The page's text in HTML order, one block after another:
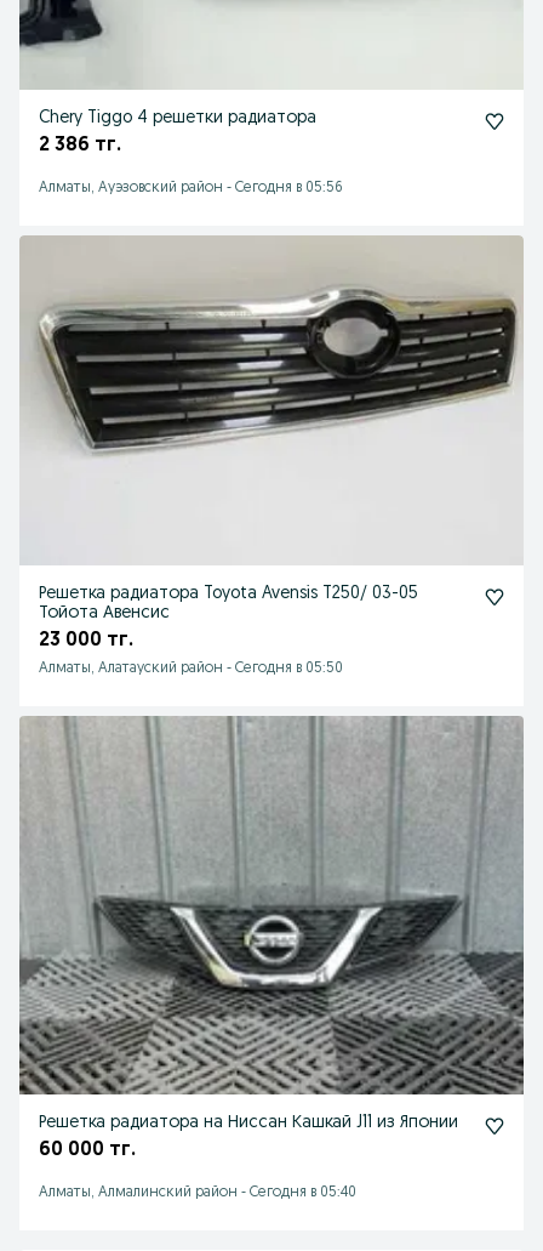
Chery Tiggo 4 решетки радиатора
2 386 тг.
Алматы, Ауэзовский район - Сегодня в 05:56
Решетка радиатора Toyota Avensis T250/ 03-05
Тойота Авенсис
23 000 тг.
Алматы, Алатауский район - Сегодня в 05:50
Решетка радиатора на Ниссан Кашкай J11 из Японии
60 000 тг.
Алматы, Алмалинский район - Сегодня в 05:40